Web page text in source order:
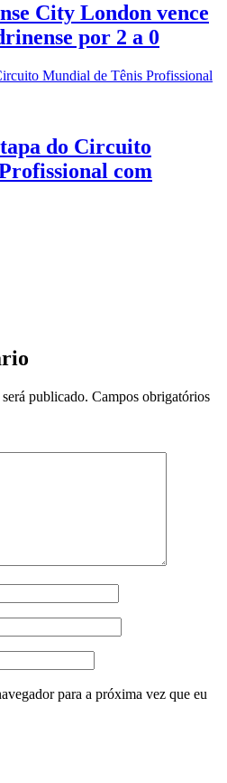
City London vence
por 2 a 0
do Circuito
com
publicado. Campos obrigatórios
para a próxima vez que eu